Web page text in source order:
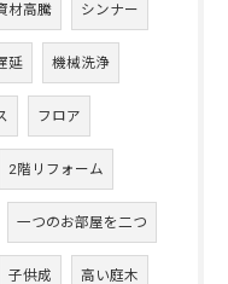
材高騰 シンナー
延 機械洗浄
フロア
2階リフォーム
一つのお部屋を二つ
子供成 高い庭木